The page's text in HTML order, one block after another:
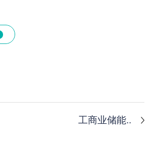
工商业储能..